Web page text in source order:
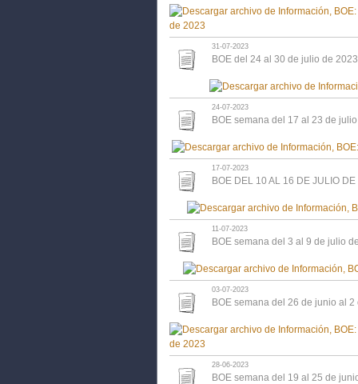
31-07-2023
BOE del 24 al 30 de julio de 2023
24-07-2023
BOE semana del 17 al 23 de
17-07-2023
BOE DEL 10 AL 16 DE JULIO
11-07-2023
BOE semana del 3 al 9 de julio
03-07-2023
BOE semana del 26 de junio al
28-06-2023
BOE semana del 19 al 25 de